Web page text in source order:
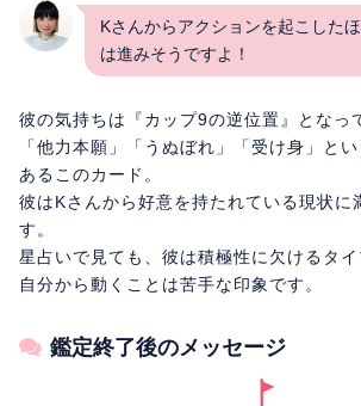
Kさんからアクションを起こした
は進みそうですよ！
彼の気持ちは『カップ9の逆位置』となっ
「他力本願」「うぬぼれ」「受け身」と
あるこのカード。
彼はKさんから好意を持たれている現状に
す。
星占いで見ても、彼は積極性に欠けるタイ
自分から動くことは苦手な印象です。
鑑定終了後のメッセージ